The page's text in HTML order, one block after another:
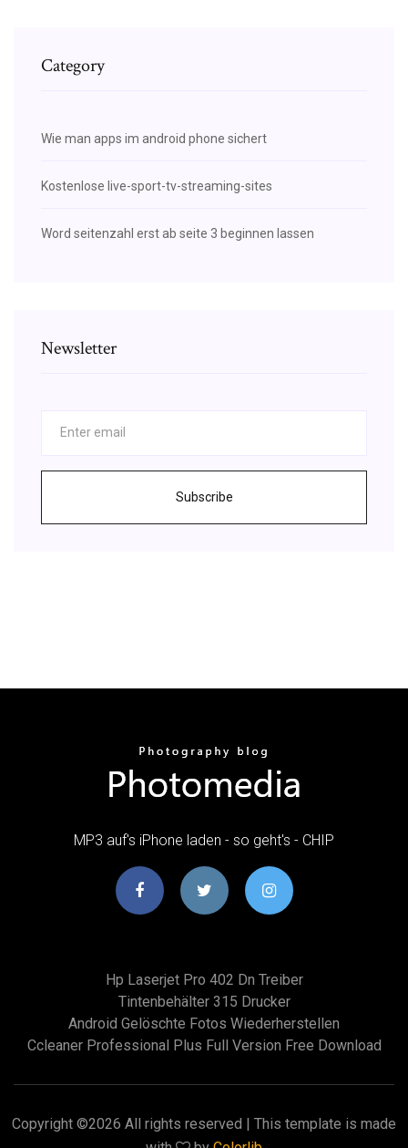
Category
Wie man apps im android phone sichert
Kostenlose live-sport-tv-streaming-sites
Word seitenzahl erst ab seite 3 beginnen lassen
Newsletter
Subscribe
MP3 auf's iPhone laden - so geht's - CHIP
Hp Laserjet Pro 402 Dn Treiber
Tintenbehälter 315 Drucker
Android Gelöschte Fotos Wiederherstellen
Ccleaner Professional Plus Full Version Free Download
Copyright ©2026 All rights reserved | This template is made